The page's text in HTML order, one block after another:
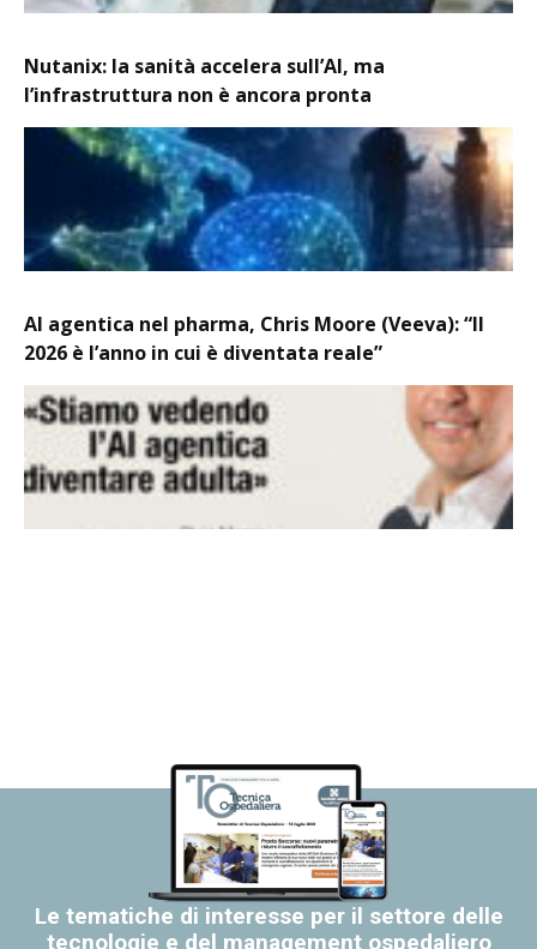
Nutanix: la sanità accelera sull’AI, ma
l’infrastruttura non è ancora pronta
AI agentica nel pharma, Chris Moore (Veeva): “Il
2026 è l’anno in cui è diventata reale”
Le tematiche di interesse per il settore delle
tecnologie e del management ospedaliero